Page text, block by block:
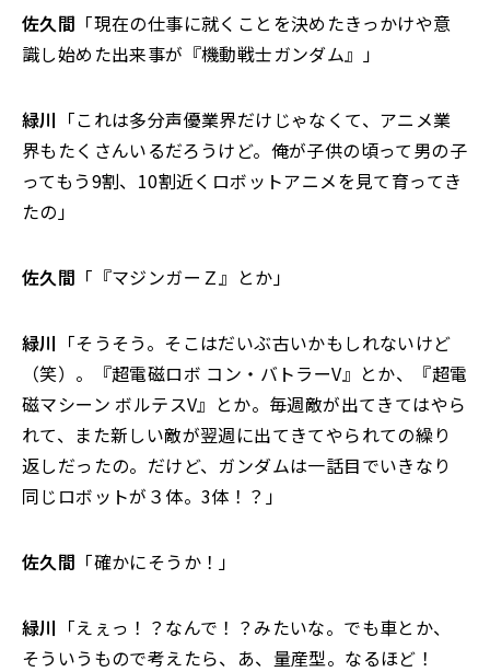
佐久間 「現在の仕事に就くことを決めたきっかけや意
識し始めた出来事が『機動戦士ガンダム』」
緑川 「これは多分声優業界だけじゃなくて、アニメ業
界もたくさんいるだろうけど。俺が子供の頃って男の子
ってもう9割、10割近くロボットアニメを見て育ってき
たの」
佐久間 「『マジンガーＺ』とか」
緑川 「そうそう。そこはだいぶ古いかもしれないけど
（笑）。『超電磁ロボ コン・バトラーV』とか、『超電
磁マシーン ボルテスV』とか。毎週敵が出てきてはやら
れて、また新しい敵が翌週に出てきてやられての繰り
返しだったの。だけど、ガンダムは一話目でいきなり
同じロボットが３体。3体！？」
佐久間 「確かにそうか！」
緑川 「えぇっ！？なんで！？みたいな。でも車とか、
そういうもので考えたら、あ、量産型。なるほど！